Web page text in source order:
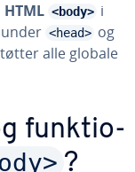
HTML <body> i
<head> og
alle globale
funk­tio­
?